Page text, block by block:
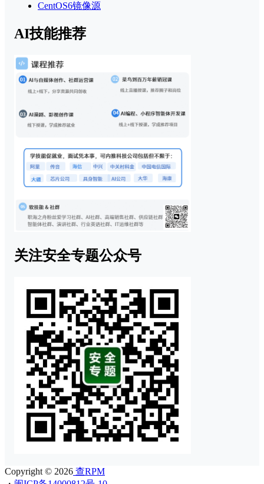
CentOS6镜像源
AI技能推荐
关注安全专题公众号
Copyright © 2026 查RPM